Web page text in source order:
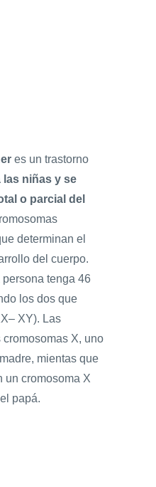
es un trastorno
las niñas y se
o parcial del
determinan el
del cuerpo.
persona tenga 46
los dos que
XY). Las
X, uno
mientas que
un cromosoma X
papá.